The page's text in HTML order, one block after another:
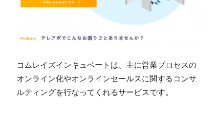
コムレイズインキュベートは、主に営業プロセスの
オンライン化やオンラインセールスに関するコンサ
ルティングを行なってくれるサービスです。